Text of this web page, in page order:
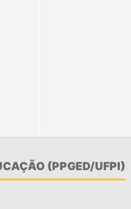
(PPGED/UFPI)